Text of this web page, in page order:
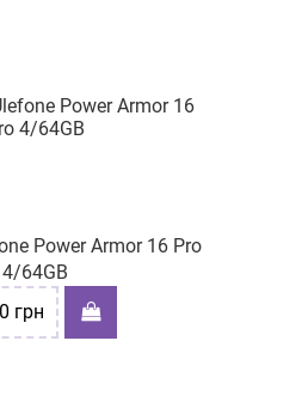
Power Armor 16 Pro
4/64GB
грн